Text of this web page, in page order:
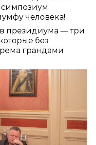
симпозиум
человека!
президиума — три
без
грандами